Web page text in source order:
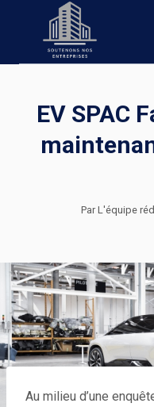
EV SPAC
Par L'équipe
Au milieu d’une